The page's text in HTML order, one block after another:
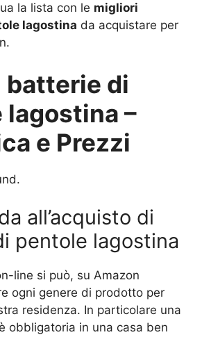
la lista con le migliori
lagostina da acquistare per
batterie di
lagostina –
e Prezzi
all’acquisto di
pentole lagostina
line si può, su Amazon
ogni genere di prodotto per
residenza. In particolare una
è obbligatoria in una casa ben